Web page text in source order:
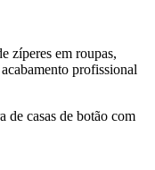
zíperes em roupas,
profissional
de casas de botão com